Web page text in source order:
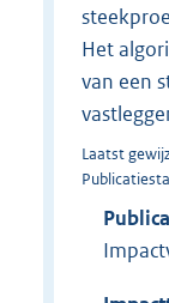
Het
van een
Laatst